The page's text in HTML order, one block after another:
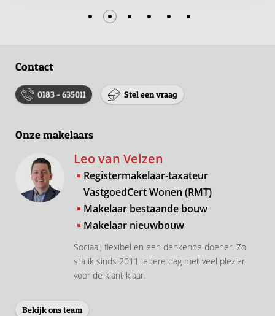
Contact
0183 - 635011 Stel een vraag
Onze makelaars
Leo van Velzen
Registermakelaar-taxateur
VastgoedCert Wonen (RMT)
Makelaar bestaande bouw
Makelaar nieuwbouw
Sociaal, flexibel en een denkende doener. Zo
sta ik sinds 2011 iedere dag met veel plezier
voor de klant klaar.
Bekijk ons team